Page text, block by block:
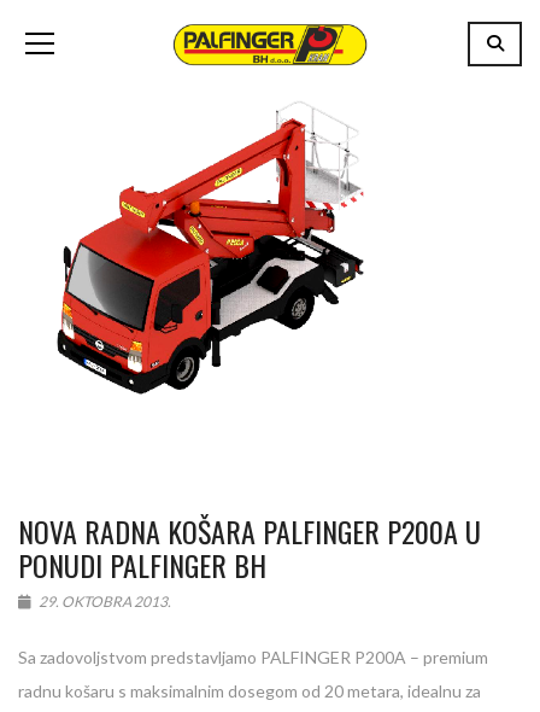
NOVA RADNA KOŠARA PALFINGER P200A U
PONUDI PALFINGER BH
29. OKTOBRA 2013.
Sa zadovoljstvom predstavljamo PALFINGER P200A – premium
radnu košaru s maksimalnim dosegom od 20 metara, idealnu za